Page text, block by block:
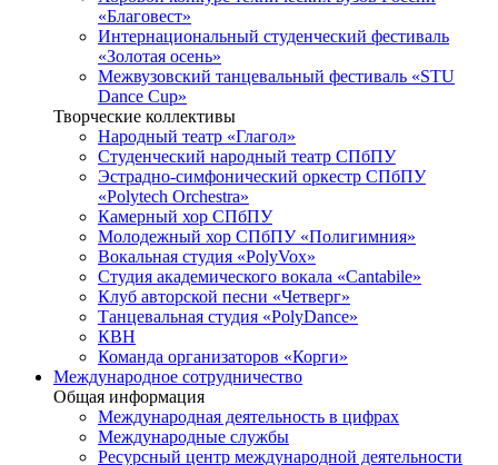
«Благовест»
Интернациональный студенческий фестиваль
«Золотая осень»
Межвузовский танцевальный фестиваль «STU
Dance Cup»
Творческие коллективы
Народный театр «Глагол»
Студенческий народный театр СПбПУ
Эстрадно-симфонический оркестр СПбПУ
«Polytech Orchestra»
Камерный хор СПбПУ
Молодежный хор СПбПУ «Полигимния»
Вокальная студия «PolyVox»
Студия академического вокала «Cantabile»
Клуб авторской песни «Четверг»
Танцевальная студия «PolyDance»
КВН
Команда организаторов «Корги»
Международное сотрудничество
Общая информация
Международная деятельность в цифрах
Международные службы
Ресурсный центр международной деятельности